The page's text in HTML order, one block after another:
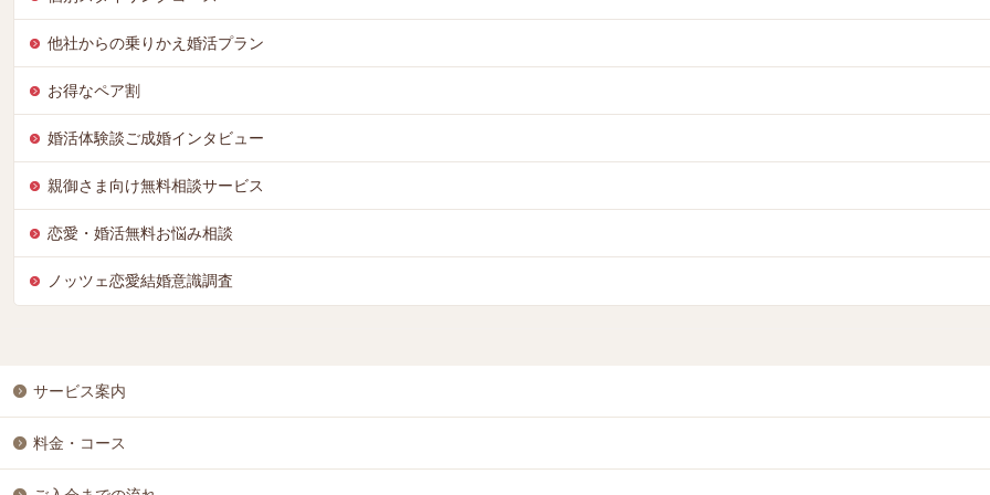
他社からの乗りかえ婚活プラン
お得なペア割
婚活体験談ご成婚インタビュー
親御さま向け無料相談サービス
恋愛・婚活無料お悩み相談
ノッツェ恋愛結婚意識調査
サービス案内
料金・コース